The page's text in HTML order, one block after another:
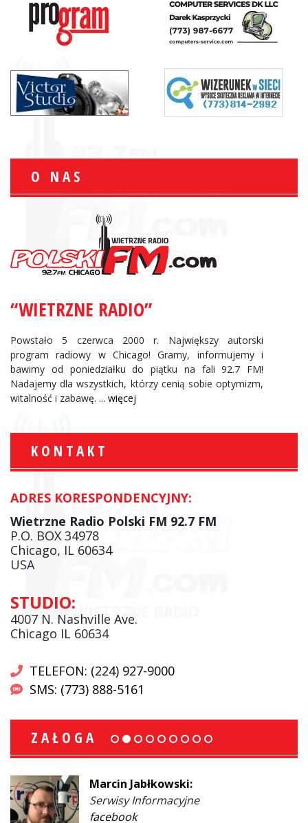
O NAS
“WIETRZNE RADIO”
Powstało 5 czerwca 2000 r. Największy autorski
program radiowy w Chicago! Gramy, informujemy i
bawimy od poniedziałku do piątku na fali 92.7 FM!
Nadajemy dla wszystkich, którzy cenią sobie optymizm,
witalność i zabawę. ... więcej
KONTAKT
ADRES KORESPONDENCYJNY:
Wietrzne Radio Polski FM 92.7 FM
P.O. BOX 34978
Chicago, IL 60634
USA
STUDIO:
4007 N. Nashville Ave.
Chicago IL 60634
TELEFON: (224) 927-9000
SMS: (773) 888-5161
ZAŁOGA
Marcin Jabłkowski:
Serwisy Informacyjne
facebook